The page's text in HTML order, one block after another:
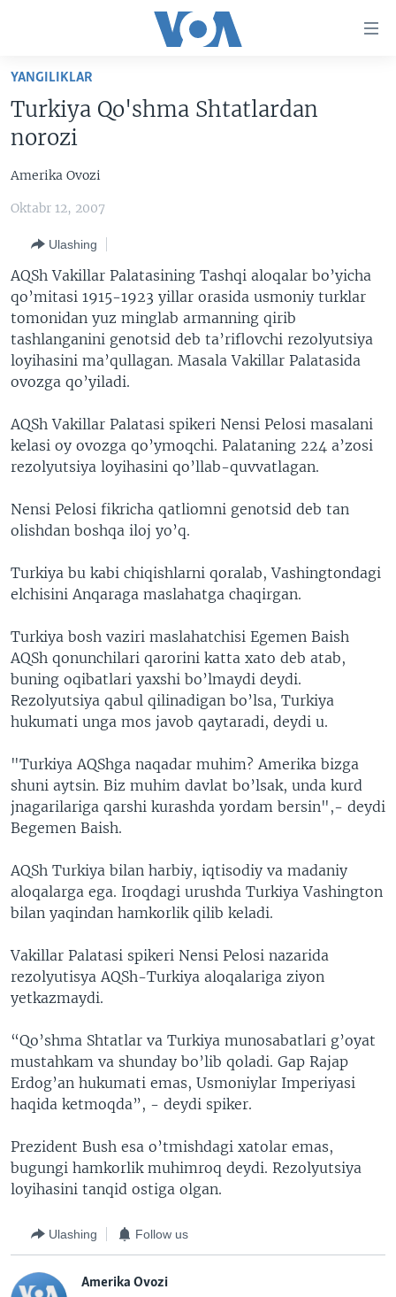
Boshiga
qayting
Qidiruvga
o'ting
MULTIMEDIA
AMERIKA MANZARALARI
XALQARO HAYOT
VASHINGTON CHOYXONASI
MOBIL-SALOM!
XABARLAR SURATLARDA
IJTIMOIY TARMOQLAR
FACEBOOK
YOUTUBE
INSTAGRAM
TELEGRAM
TWITTER
SOUNDCLOUD
INGLIZ TILI DARSLARI
EDITORIAL
Learning English
VOA
YANGILIKLAR
Turkiya Qo'shma Shtatlardan
norozi
Amerika Ovozi
Oktabr 12, 2007
Ulashing
AQSh Vakillar Palatasining Tashqi aloqalar bo’yicha
qo’mitasi 1915-1923 yillar orasida usmoniy turklar
tomonidan yuz minglab armanning qirib
tashlanganini genotsid deb ta’riflovchi rezolyutsiya
loyihasini ma’qullagan. Masala Vakillar Palatasida
ovozga qo’yiladi.
AQSh Vakillar Palatasi spikeri Nensi Pelosi masalani
kelasi oy ovozga qo’ymoqchi. Palataning 224 a’zosi
rezolyutsiya loyihasini qo’llab-quvvatlagan.
Nensi Pelosi fikricha qatliomni genotsid deb tan
olishdan boshqa iloj yo’q.
Turkiya bu kabi chiqishlarni qoralab, Vashingtondagi
elchisini Anqaraga maslahatga chaqirgan.
Turkiya bosh vaziri maslahatchisi Egemen Baish
AQSh qonunchilari qarorini katta xato deb atab,
buning oqibatlari yaxshi bo’lmaydi deydi.
Rezolyutsiya qabul qilinadigan bo’lsa, Turkiya
hukumati unga mos javob qaytaradi, deydi u.
"Turkiya AQShga naqadar muhim? Amerika bizga
shuni aytsin. Biz muhim davlat bo’lsak, unda kurd
jnagarilariga qarshi kurashda yordam bersin",- deydi
Begemen Baish.
AQSh Turkiya bilan harbiy, iqtisodiy va madaniy
aloqalarga ega. Iroqdagi urushda Turkiya Vashington
bilan yaqindan hamkorlik qilib keladi.
Vakillar Palatasi spikeri Nensi Pelosi nazarida
rezolyutisya AQSh-Turkiya aloqalariga ziyon
yetkazmaydi.
“Qo’shma Shtatlar va Turkiya munosabatlari g’oyat
mustahkam va shunday bo’lib qoladi. Gap Rajap
Erdog’an hukumati emas, Usmoniylar Imperiyasi
haqida ketmoqda”, - deydi spiker.
Prezident Bush esa o’tmishdagi xatolar emas,
bugungi hamkorlik muhimroq deydi. Rezolyutsiya
loyihasini tanqid ostiga olgan.
Ulashing Follow us
Amerika Ovozi